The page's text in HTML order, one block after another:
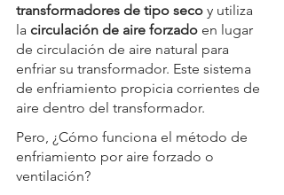
transformadores de tipo seco y utiliza
la circulación de aire forzado en lugar
de circulación de aire natural para
enfriar su transformador. Este sistema
de enfriamiento propicia corrientes de
aire dentro del transformador.
Pero, ¿Cómo funciona el método de
enfriamiento por aire forzado o
ventilación?